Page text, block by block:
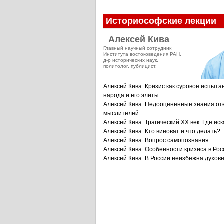
Историософские лекции
Алексей Кива
Главный научный сотрудник
Института востоковедения РАН,
д-р исторических наук,
политолог, публицист.
Алексей Кива: Кризис как суровое
народа и его элиты
Алексей Кива: Недооцененные знания
мыслителей
Алексей Кива: Трагический XX век. Где
Алексей Кива: Кто виноват и что делать?
Алексей Кива: Вопрос самопознания
Алексей Кива: Особенности кризиса в
Алексей Кива: В России неизбежна